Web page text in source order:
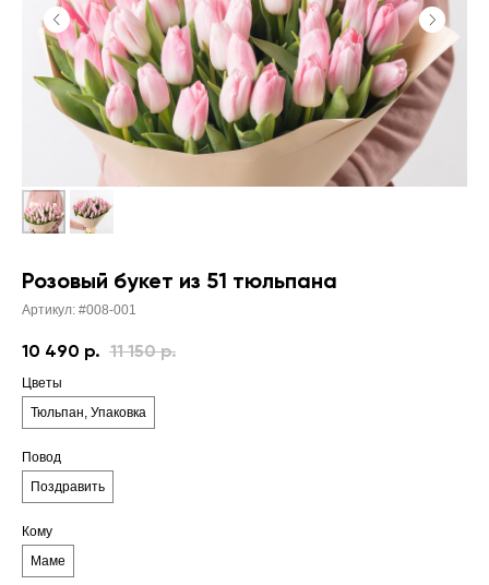
Розовый букет из 51 тюльпана
Артикул: #008-001
10 490 р. 11 150 р.
Цветы
Тюльпан, Упаковка
Повод
Поздравить
Кому
Маме